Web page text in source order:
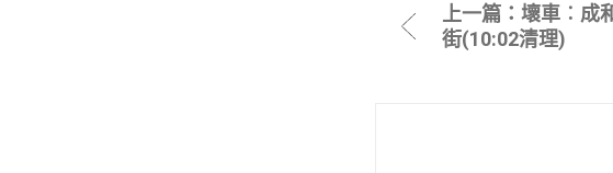
上一篇：壞車︰成
街(10:02清理)